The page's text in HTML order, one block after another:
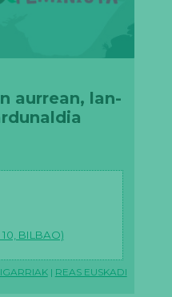
aurrean, lan-
BILBAO)
| REAS EUSKADI